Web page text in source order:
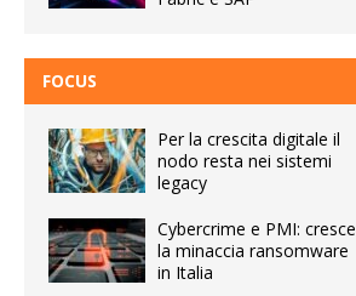
FOCUS
Per la crescita digitale il
nodo resta nei sistemi
legacy
Cybercrime e PMI: cresce
la minaccia ransomware
in Italia